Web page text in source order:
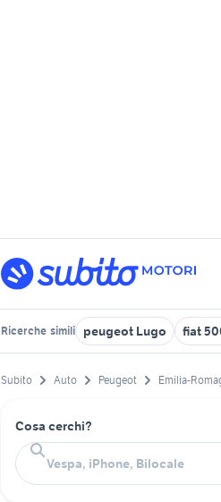
Ricerche simili peugeot Lugo fiat
Subito Auto Peugeot Emilia-
Cosa cerchi?